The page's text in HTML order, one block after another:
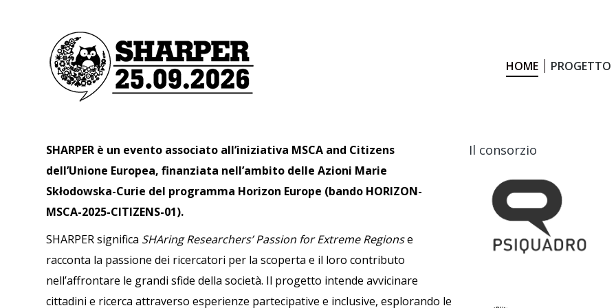
HOME PROGETTO
SHARPER è un evento associato all’iniziativa MSCA and Citizens
dell’Unione Europea, finanziata nell’ambito delle Azioni Marie
Skłodowska-Curie del programma Horizon Europe (bando HORIZON-
MSCA-2025-CITIZENS-01).
SHARPER significa SHAring Researchers’ Passion for Extreme Regionse
racconta la passione dei ricercatori per la scoperta e il loro contributo
nell’affrontare le grandi sfide della società. Il progetto intende avvicinare
cittadini e ricerca attraverso esperienze partecipative e inclusive, esplorando le
Il consorzio